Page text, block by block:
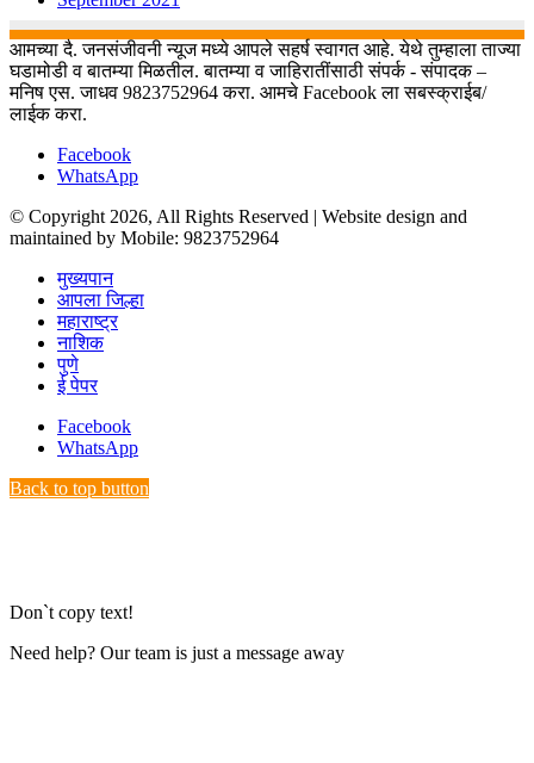
आमच्या दै. जनसंजीवनी न्यूज मध्ये आपले सहर्ष स्वागत आहे. येथे तुम्हाला ताज्या
घडामोडी व बातम्या मिळतील. बातम्या व जाहिरातींसाठी संपर्क - संपादक –
मनिष एस. जाधव 9823752964 करा. आमचे Facebook ला सबस्क्राईब/
लाईक करा.
Facebook
WhatsApp
© Copyright 2026, All Rights Reserved | Website design and
maintained by Mobile: 9823752964
मुख्यपान
आपला जिल्हा
महाराष्ट्र
नाशिक
पुणे
ई पेपर
Facebook
WhatsApp
Back to top button
Don`t copy text!
Need help? Our team is just a message away